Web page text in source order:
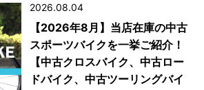
2026.08.04
【2026年8月】当店在庫の中古
スポーツバイクを一挙ご紹介！
【中古クロスバイク、中古ロー
ドバイク、中古ツーリングバイ